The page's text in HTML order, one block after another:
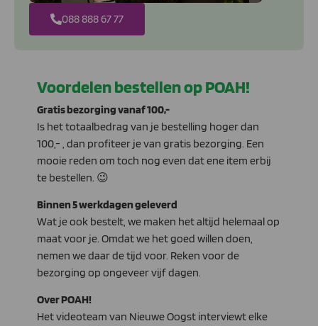
088 888 67 77
Voordelen bestellen op POAH!
Gratis bezorging vanaf 100,-
Is het totaalbedrag van je bestelling hoger dan
100,- , dan profiteer je van gratis bezorging. Een
mooie reden om toch nog even dat ene item erbij
te bestellen. 😉
Binnen 5 werkdagen geleverd
Wat je ook bestelt, we maken het altijd helemaal op
maat voor je. Omdat we het goed willen doen,
nemen we daar de tijd voor. Reken voor de
bezorging op ongeveer vijf dagen.
Over POAH!
Het videoteam van Nieuwe Oogst interviewt elke